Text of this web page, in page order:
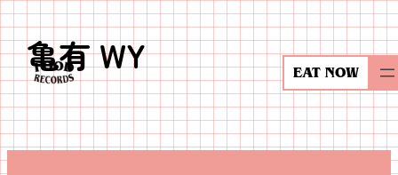
内
容
を
ス
キ
ッ
EAT NOW
亀有 WY